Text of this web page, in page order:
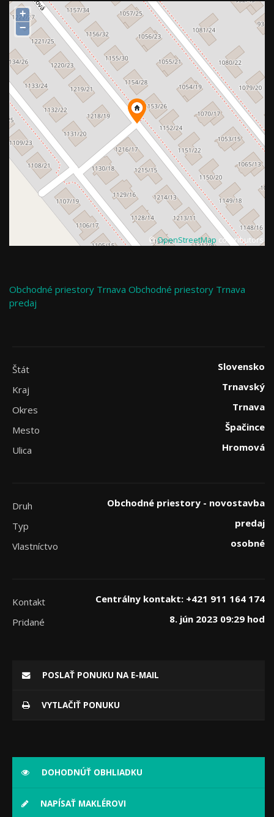
+
−
©OpenStreetMap contributors
Obchodné priestory Trnava Obchodné priestory Trnava
predaj
Štát
Slovensko
Kraj
Trnavský
Okres
Trnava
Mesto
Špačince
Ulica
Hromová
Druh
Obchodné priestory - novostavba
Typ
predaj
Vlastníctvo
osobné
Kontakt
Centrálny kontakt: +421 911 164 174
Pridané
8. jún 2023 09:29 hod
POSLAŤ PONUKU NA E-MAIL
VYTLAČIŤ PONUKU
DOHODNÚŤ OBHLIADKU
NAPÍSAŤ MAKLÉROVI